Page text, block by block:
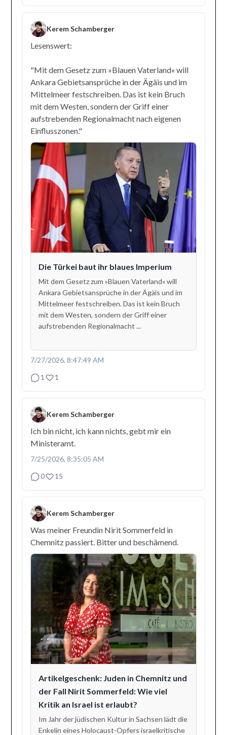
Kerem Schamberger
Lesenswert:
"Mit dem Gesetz zum »Blauen Vaterland« will
Ankara Gebietsansprüche in der Ägäis und im
Mittelmeer festschreiben. Das ist kein Bruch
mit dem Westen, sondern der Griff einer
aufstrebenden Regionalmacht nach eigenen
Einflusszonen."
Die Türkei baut ihr blaues Imperium
Mit dem Gesetz zum »Blauen Vaterland« will
Ankara Gebietsansprüche in der Ägäis und im
Mittelmeer festschreiben. Das ist kein Bruch
mit dem Westen, sondern der Griff einer
aufstrebenden Regionalmacht ...
7/27/2026, 8:47:49 AM
1
1
Kerem Schamberger
Ich bin nicht, ich kann nichts, gebt mir ein
Ministeramt.
7/25/2026, 8:35:05 AM
0
15
Kerem Schamberger
Was meiner Freundin Nirit Sommerfeld in
Chemnitz passiert. Bitter und beschämend.
Artikelgeschenk: Juden in Chemnitz und
der Fall Nirit Sommerfeld: Wie viel
Kritik an Israel ist erlaubt?
Im Jahr der jüdischen Kultur in Sachsen lädt die
Enkelin eines Holocaust-Opfers israelkritische